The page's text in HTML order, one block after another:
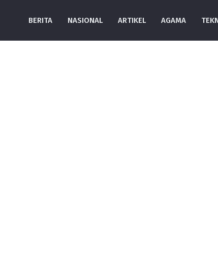
BERITA NASIONAL ARTIKEL AGAMA